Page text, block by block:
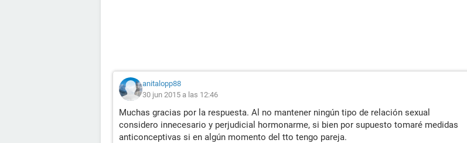
anitalopp88
30 jun 2015 a las 12:46
Muchas gracias por la respuesta. Al no mantener ningún tipo de relación sexual
considero innecesario y perjudicial hormonarme, si bien por supuesto tomaré medidas
anticonceptivas si en algún momento del tto tengo pareja.